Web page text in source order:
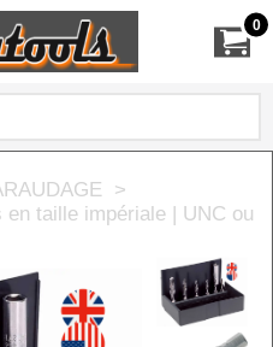
0
>
taille impériale | UNC ou